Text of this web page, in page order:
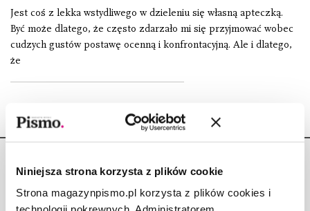
Niniejsza strona korzysta z plików cookie
Strona magazynpismo.pl korzysta z plików cookies i
Jest coś z lekka wstydliwego w dzieleniu się własną apteczką.
Być może dlatego, że często zdarzało mi się przyjmować wobec
cudzych gustów postawę ocenną i konfrontacyjną. Ale i dlatego,
że